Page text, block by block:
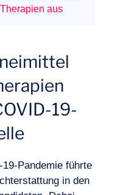
aus
19-
Pandemie führte
in den